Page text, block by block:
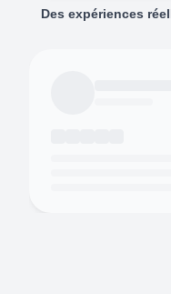
Des expériences